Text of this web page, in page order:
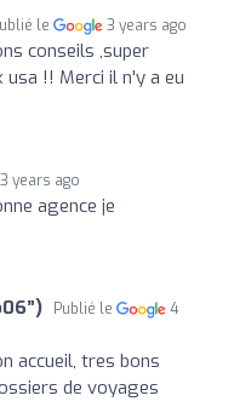
le 3 years ago
conseils ,super
usa !! Merci il n'y a eu
3 years ago
agence je
Publié le
4
accueil, tres bons
de voyages